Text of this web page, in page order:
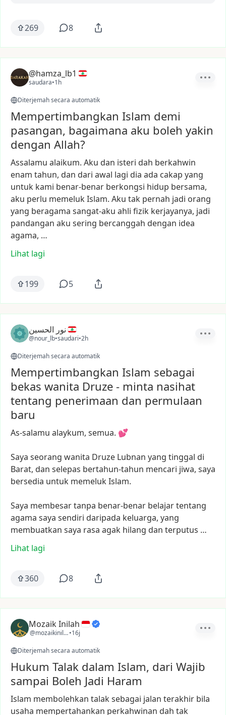
269 8
@hamza_lb1
saudara•1h
Diterjemah secara automatik
Mempertimbangkan Islam demi
pasangan, bagaimana aku boleh yakin
dengan Allah?
Assalamu alaikum. Aku dan isteri dah berkahwin
enam tahun, dan dari awal lagi dia ada cakap yang
untuk kami benar-benar berkongsi hidup bersama,
aku perlu memelukIslam. Aku tak pernah jadi orang
yang beragama sangat-aku ahli fizik kerjayanya, jadi
pandangan aku sering bercanggah dengan idea
agama, …
Lihat lagi
199 5
نور الحسين
@nour_lb•saudari•2h
Diterjemah secara automatik
Mempertimbangkan Islam sebagai
bekas wanita Druze - minta nasihat
tentang penerimaan dan permulaan
baru
As-salamu alaykum, semua. 💕
Saya seorang wanita Druze Lubnan yang tinggal di
Barat, dan selepas bertahun-tahun mencari jiwa, saya
bersedia untuk memelukIslam.
Saya membesartanpa benar-benar belajartentang
agama saya sendiri daripada keluarga, yang
membuatkan saya rasa agak hilang dan terputus …
Lihat lagi
360 8
Mozaik Inilah
@mozaikinilah•16j
Diterjemah secara automatik
Hukum Talak dalam Islam, dari Wajib
sampai Boleh Jadi Haram
Islam membolehkan talaksebagai jalan terakhir bila
usaha mempertahankan perkahwinan dah tak